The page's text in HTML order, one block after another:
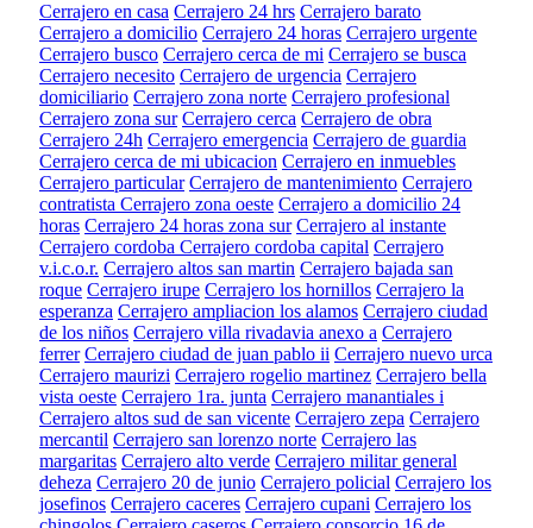
Cerrajero en casa Cerrajero 24 hrs Cerrajero barato
Cerrajero a domicilio Cerrajero 24 horas Cerrajero urgente
Cerrajero busco Cerrajero cerca de mi Cerrajero se busca
Cerrajero necesito Cerrajero de urgencia Cerrajero
domiciliario Cerrajero zona norte Cerrajero profesional
Cerrajero zona sur Cerrajero cerca Cerrajero de obra
Cerrajero 24h Cerrajero emergencia Cerrajero de guardia
Cerrajero cerca de mi ubicacion Cerrajero en inmuebles
Cerrajero particular Cerrajero de mantenimiento Cerrajero
contratista Cerrajero zona oeste Cerrajero a domicilio 24
horas Cerrajero 24 horas zona sur Cerrajero al instante
Cerrajero cordoba Cerrajero cordoba capital Cerrajero
v.i.c.o.r. Cerrajero altos san martin Cerrajero bajada san
roque Cerrajero irupe Cerrajero los hornillos Cerrajero la
esperanza Cerrajero ampliacion los alamos Cerrajero ciudad
de los niños Cerrajero villa rivadavia anexo a Cerrajero
ferrer Cerrajero ciudad de juan pablo ii Cerrajero nuevo urca
Cerrajero maurizi Cerrajero rogelio martinez Cerrajero bella
vista oeste Cerrajero 1ra. junta Cerrajero manantiales i
Cerrajero altos sud de san vicente Cerrajero zepa Cerrajero
mercantil Cerrajero san lorenzo norte Cerrajero las
margaritas Cerrajero alto verde Cerrajero militar general
deheza Cerrajero 20 de junio Cerrajero policial Cerrajero los
josefinos Cerrajero caceres Cerrajero cupani Cerrajero los